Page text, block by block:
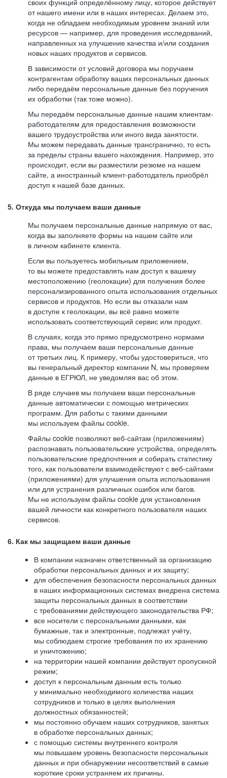
своих функций определённому лицу, которое действует
от нашего имени или в наших интересах. Делаем это,
когда не обладаем необходимым уровнем знаний или
ресурсов — например, для проведения исследований,
направленных на улучшение качества и/или создания
новых наших продуктов и сервисов.
В зависимости от условий договора мы поручаем
контрагентам обработку ваших персональных данных
либо передаём персональные данные без поручения
их обработки (так тоже можно).
Мы передаём персональные данные нашим клиентам-
работодателям для предоставления возможности
вашего трудоустройства или иного вида занятости.
Мы можем передавать данные трансгранично, то есть
за пределы страны вашего нахождения. Например, это
происходит, если вы разместили резюме на нашем
сайте, а иностранный клиент-работодатель приобрёл
доступ к нашей базе данных.
5. Откуда мы получаем ваши данные
Мы получаем персональные данные напрямую от вас,
когда вы заполняете формы на нашем сайте или
в личном кабинете клиента.
Если вы пользуетесь мобильным приложением,
то вы можете предоставлять нам доступ к вашему
местоположению (геолокации) для получения более
персонализированного опыта использования отдельных
сервисов и продуктов. Но если вы отказали нам
в доступе к геолокации, вы всё равно можете
использовать соответствующий сервис или продукт.
В случаях, когда это прямо предусмотрено нормами
права, мы получаем ваши персональные данные
от третьих лиц. К примеру, чтобы удостовериться, что
вы генеральный директор компании N, мы проверяем
данные в ЕГРЮЛ, не уведомляя вас об этом.
В ряде случаев мы получаем ваши персональные
данные автоматически с помощью метрических
программ. Для работы с такими данными
мы используем файлы cookie.
Файлы cookie позволяют веб-сайтам (приложениям)
распознавать пользовательские устройства, определять
пользовательские предпочтения и собирать статистику
того, как пользователи взаимодействуют с веб-сайтами
(приложениями) для улучшения опыта использования
или для устранения различных ошибок или багов.
Мы не используем файлы cookie для установления
вашей личности как конкретного пользователя наших
сервисов.
6. Как мы защищаем ваши данные
В компании назначен ответственный за организацию
обработки персональных данных и их защиту;
для обеспечения безопасности персональных данных
в наших информационных системах внедрена система
защиты персональных данных в соответствии
с требованиями действующего законодательства РФ;
все носители с персональными данными, как
бумажные, так и электронные, подлежат учёту,
мы соблюдаем строгие требования по их хранению
и уничтожению;
на территории нашей компании действует пропускной
режим;
доступ к персональным данным есть только
у минимально необходимого количества наших
сотрудников и только в целях выполнения
должностных обязанностей;
мы постоянно обучаем наших сотрудников, занятых
в обработке персональных данных;
с помощью системы внутреннего контроля
мы повышаем уровень безопасности персональных
данных и при обнаружении несоответствий в самые
короткие сроки устраняем их причины.